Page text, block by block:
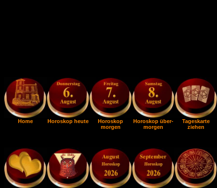
Home Horoskop heute
Horoskop
morgen
Horoskop über-
morgen
Tageskarte
ziehen